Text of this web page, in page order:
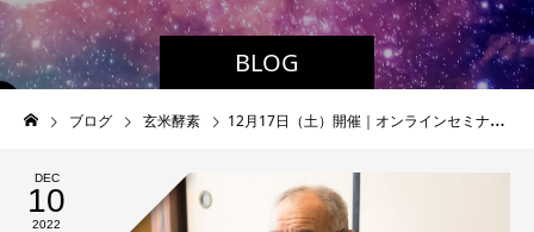
BLOG
ブログ 玄米酵素 12月17日（土）開催｜オンラインセミナー『誰も教えてくれなかった！ぐっすり眠るためのヒント ～ストレスとの対処法と心の安定に役立つ食事～』のお知らせ
DEC
10
2022